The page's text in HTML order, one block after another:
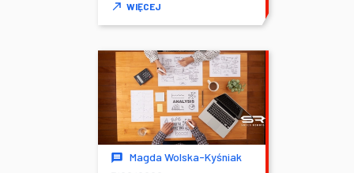
WIĘCEJ
Magda Wolska-Kyśniak